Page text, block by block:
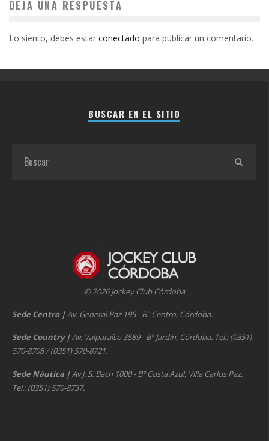
DEJA UNA RESPUESTA
Lo siento, debes estar conectado para publicar un comentario.
BUSCAR EN EL SITIO
© 2026 Jockey Club Córdoba
Sede Centro |Av. General Paz 195 - Bº Centro, Córdoba.
Sede Country |Av. Valparaíso 3589 - Bº Jardín, Córdoba. Tel.: (0351)
570-8708 / (0351) 570-8721.
Sede Náutica |Av J. S. Bach 1000 - Bº Costa Azul, Villa Carlos Paz.
Tel.: (0351) 570-8737.